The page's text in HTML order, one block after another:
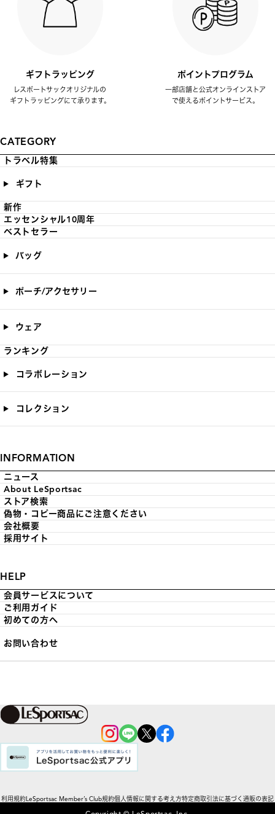
ギフトラッピング
レスポートサックオリジナルの
ギフトラッピングにて承ります。
ポイントプログラム
一部店舗と公式オンラインストア
で使えるポイントサービス。
CATEGORY
トラベル特集
ギフト
新作
エッセンシャル10周年
ベストセラー
バッグ
ポーチ/アクセサリー
ウェア
ランキング
コラボレーション
コレクション
INFORMATION
ニュース
About LeSportsac
ストア検索
偽物・コピー商品にご注意ください
会社概要
採用サイト
HELP
会員サービスについて
ご利用ガイド
初めての方へ
お問い合わせ
利用規約LeSportsac Member’s Club規約個人情報に関する考え方特定商取引法に基づく通販の表記